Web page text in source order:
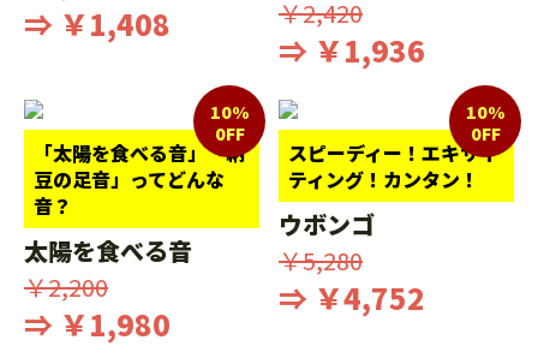
⇒ ￥1,408
￥2,420
⇒ ￥1,936
「太陽を食べる音」「納
豆の足音」ってどんな
音？
10%
0FF
太陽を食べる音
￥2,200
⇒ ￥1,980
スピーディー！エキサイ
ティング！カンタン！
10%
0FF
ウボンゴ
￥5,280
⇒ ￥4,752